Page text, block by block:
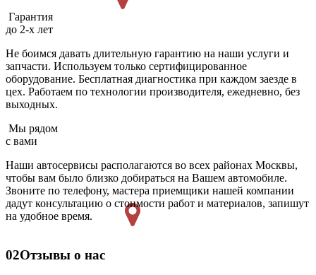
Гарантия
до 2-х лет
Не боимся давать длительную гарантию на наши услуги и
запчасти. Используем только сертифицированное
оборудование. Бесплатная диагностика при каждом заезде в
цех. Работаем по технологии производителя, ежедневно, без
выходных.
Мы рядом
с вами
Наши автосервисы располагаются во всех районах Москвы,
чтобы вам было близко добираться на Вашем автомобиле.
Звоните по телефону, мастера приемщики нашей компании
дадут консультацию о стоимости работ и материалов, запишут
на удобное время.
02Отзывы о нас